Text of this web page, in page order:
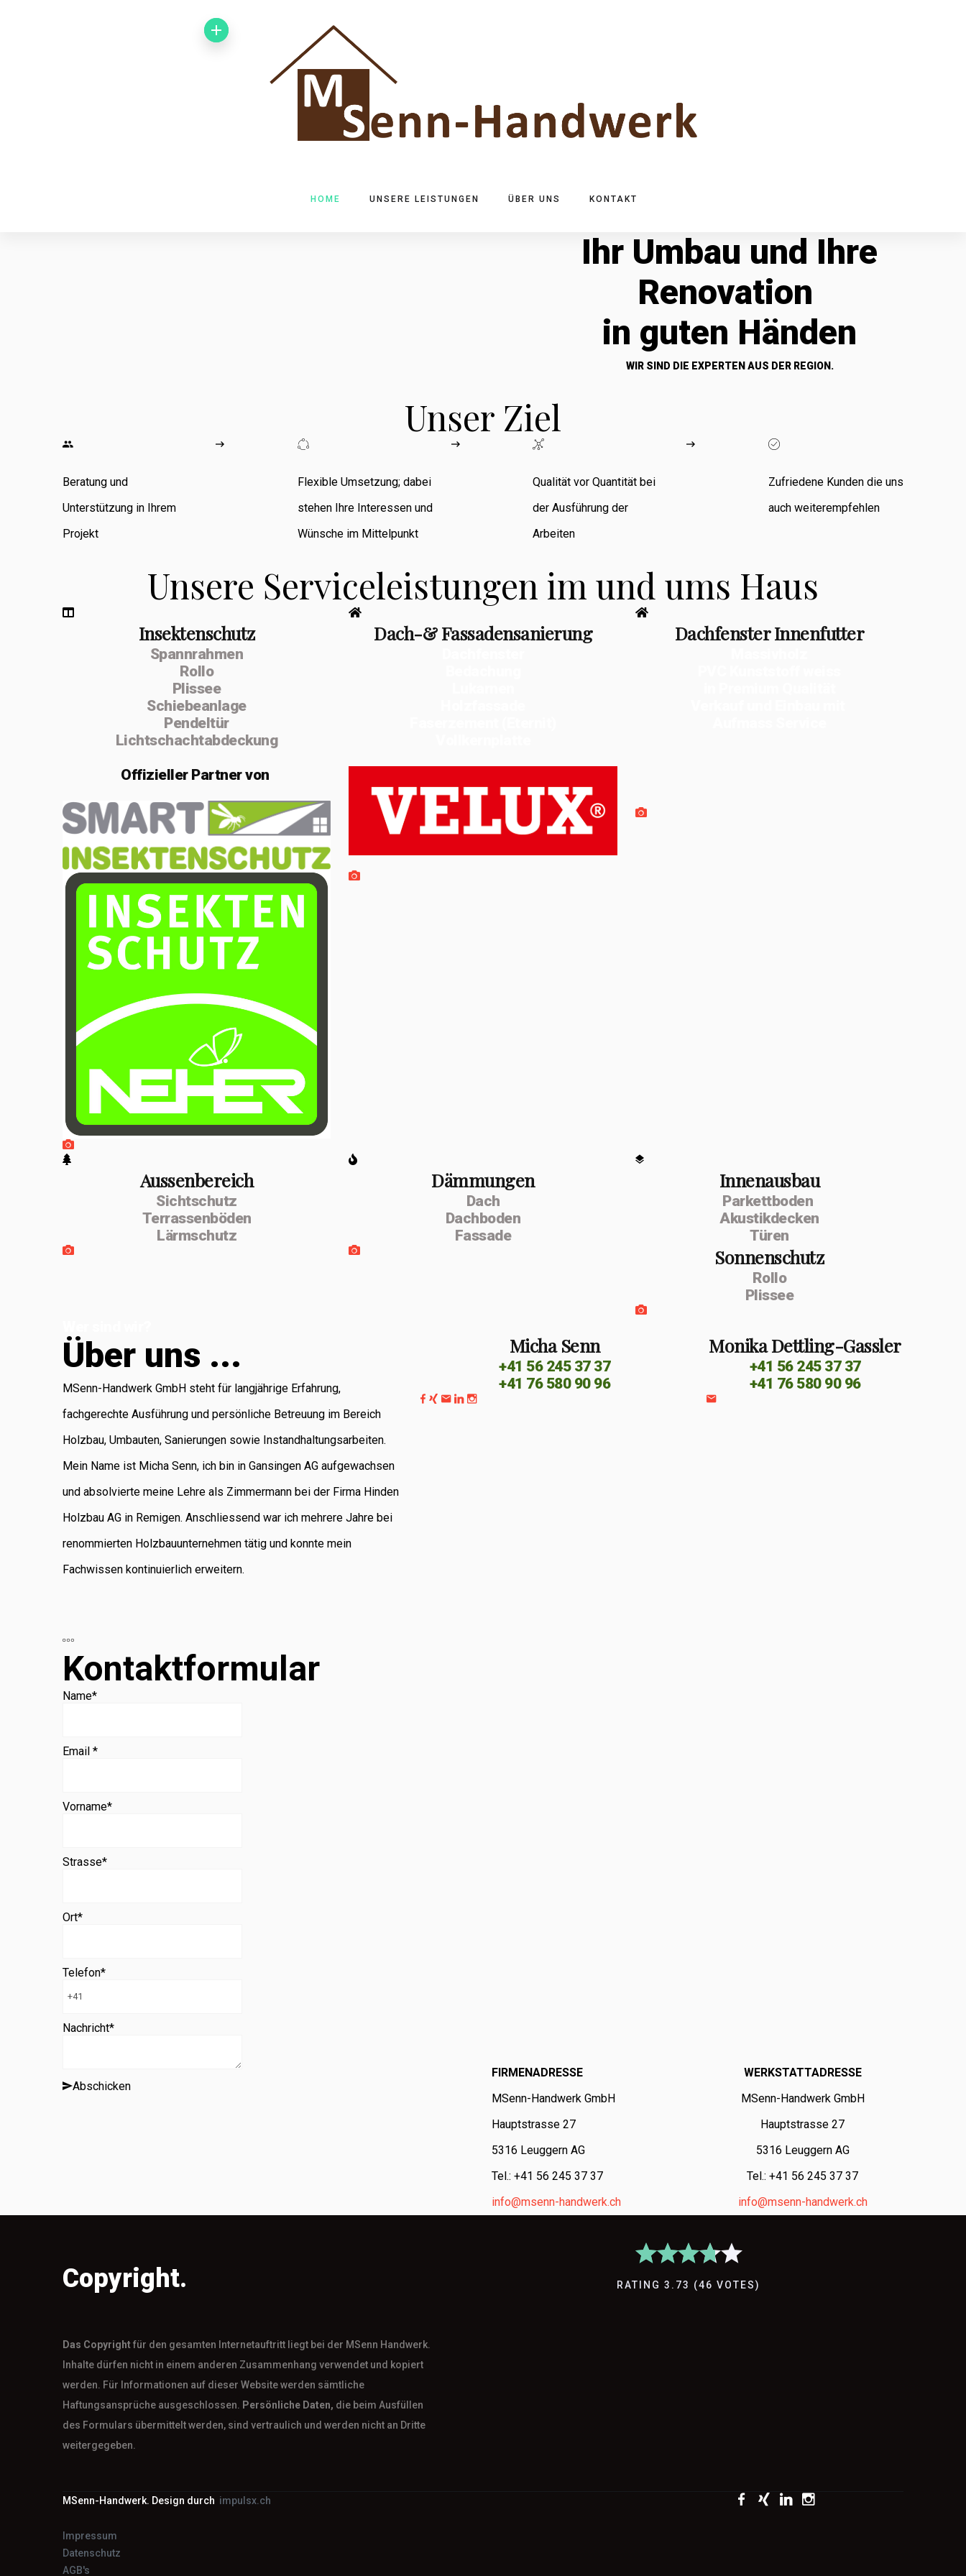
HOME UNSERE LEISTUNGEN ÜBER UNS KONTAKT
Ihr Umbau und Ihre
Renovation
in guten Händen
WIR SIND DIE EXPERTEN AUS DER REGION.
Unser Ziel
Beratung und
Unterstützung in Ihrem
Projekt
Flexible Umsetzung; dabei
stehen Ihre Interessen und
Wünsche im Mittelpunkt
Qualität vor Quantität bei
der Ausführung der
Arbeiten
Zufriedene Kunden die uns
auch weiterempfehlen
Unsere Serviceleistungen im und ums Haus
Insektenschutz
Spannrahmen
Rollo
Plissee
Schiebeanlage
Pendeltür
Lichtschachtabdeckung
OffiziellerPartner von
Dach-& Fassadensanierung Dachfenster Innenfutter
Aussenbereich
Sichtschutz
Terrassenböden
Lärmschutz
Dämmungen
Dach
Dachboden
Fassade
Innenausbau
Parkettboden
Akustikdecken
Türen
Sonnenschutz
Rollo
Plissee
Über uns ...
MSenn-Handwerk GmbH steht für langjährige Erfahrung,
fachgerechte Ausführung und persönliche Betreuung im Bereich
Holzbau, Umbauten, Sanierungen sowie Instandhaltungsarbeiten.
Mein Name ist Micha Senn, ich bin in Gansingen AG aufgewachsen
und absolvierte meine Lehre als Zimmermann bei der Firma Hinden
Holzbau AG in Remigen. Anschliessend war ich mehrere Jahre bei
renommierten Holzbauunternehmen tätig und konnte mein
Fachwissen kontinuierlich erweitern.
Zimmerarbeiten,
Umbauten,
Sanierungen
Im Februar 2020
gründete ich die
Einzelfirma
Februar 2026 die
Umwandlung zur
Handwerk GmbH.
Unterstützt
Monika Dettling-
und Buchhaltung
verantwortlich ist.
Als regional
verankertes
Unternehmen
grossen Wert auf
Zuverlässigkeit
Micha Senn
+41 56 245 37 37
+41 76 580 90 96
Monika Dettling-Gassler
+41 56 245 37 37
+41 76 580 90 96
Kontaktformular
Name*
Email *
Vorname*
Strasse*
Ort*
Telefon*
Nachricht*
Abschicken
FIRMENADRESSE
MSenn-Handwerk GmbH
Hauptstrasse 27
5316 Leuggern AG
Tel.: +41 56 245 37 37
info@msenn-handwerk.ch
WERKSTATTADRESSE
MSenn-Handwerk GmbH
Hauptstrasse 27
5316 Leuggern AG
Tel.: +41 56 245 37 37
info@msenn-handwerk.ch
Copyright.
Das Copyrightfür den gesamten Internetauftritt liegt bei der MSenn Handwerk.
Inhalte dürfen nicht in einem anderen Zusammenhang verwendet und kopiert
werden. Für Informationen auf dieser Website werden sämtliche
Haftungsansprüche ausgeschlossen. Persönliche Daten, die beim Ausfüllen
des Formulars übermittelt werden, sind vertraulich und werden nicht an Dritte
weitergegeben.
RATING3.73 (46 VOTES)
MSenn-Handwerk. Design durch impulsx.ch
Impressum
Datenschutz
AGB's